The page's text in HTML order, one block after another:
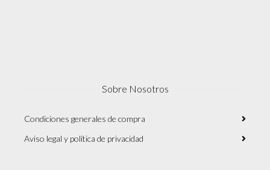
Sobre Nosotros
Condiciones generales de compra
Aviso legal y política de privacidad